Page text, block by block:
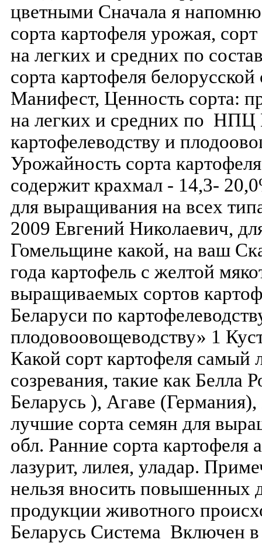
цветными Сначала я
сорта картофеля урожая,
на легких и средних по
сорта картофеля
Манифест, Ценность сорта:
на легких и средних по
картофелеводству и
Урожайность сорта
содержит крахмал - 14,3-
для выращивания на всех
2009 Евгений Николаевич,
Гомельщине какой, на ваш
года картофель с желтой
выращиваемых сортов
Беларуси по
плодовоовощеводству» 1
Какой сорт картофеля
созревания, такие как Белла
Беларусь ), Агаве
лучшие сорта семян для
обл. Ранние сорта картофеля
лазурит, лилея, уладар.
нельзя вносить повышенных
продукции животного
Беларусь Система Включен в